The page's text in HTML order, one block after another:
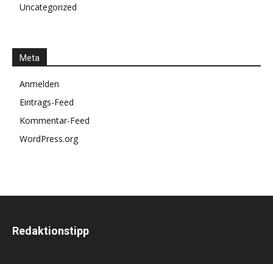
Uncategorized
Meta
Anmelden
Eintrags-Feed
Kommentar-Feed
WordPress.org
Redaktionstipp